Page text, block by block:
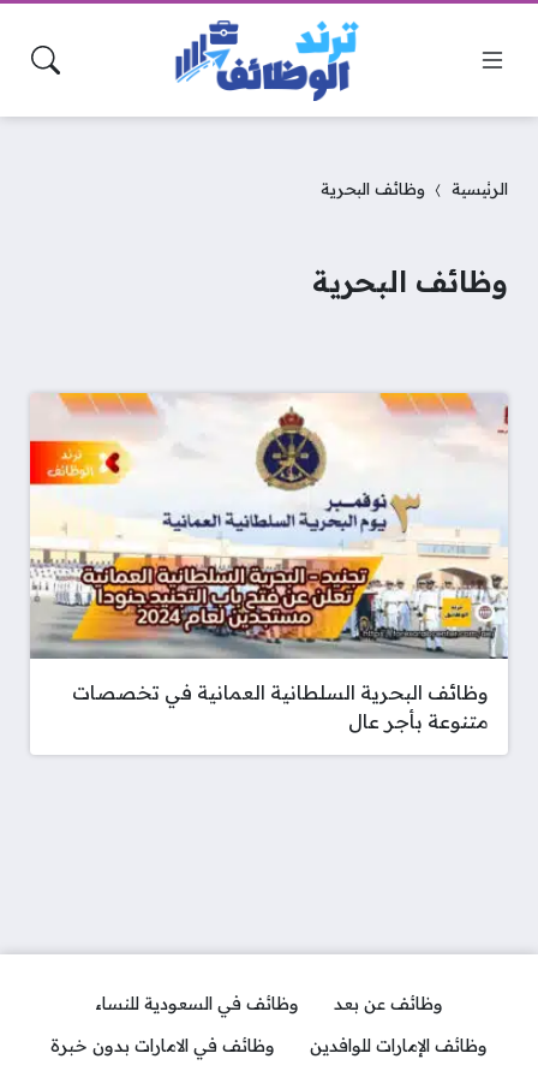
الرئيسية وظائف البحرية
وظائف البحرية
وظائف البحرية السلطانية العمانية في تخصصات
متنوعة بأجر عال
وظائف عن بعد
وظائف في السعودية للنساء
وظائف الإمارات للوافدين
وظائف في الامارات بدون خبرة